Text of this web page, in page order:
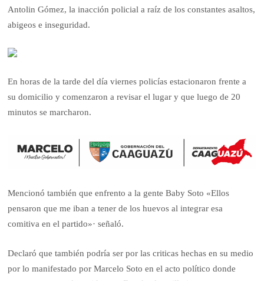
Antolin Gómez, la inacción policial a raíz de los constantes asaltos,
abigeos e inseguridad.
En horas de la tarde del día viernes policías estacionaron frente a
su domicilio y comenzaron a revisar el lugar y que luego de 20
minutos se marcharon.
Mencionó también que enfrento a la gente Baby Soto «Ellos
pensaron que me iban a tener de los huevos al integrar esa
comitiva en el partido»· señaló.
Declaró que también podría ser por las criticas hechas en su medio
por lo manifestado por Marcelo Soto en el acto político donde